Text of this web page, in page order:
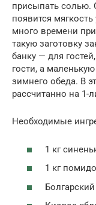
присыпать солью.
появится
много времени
такую заготовку
банку — для
гости, а
зимнего обеда. В
рассчитанно на 1-
Необходимые
1 кг
1 кг